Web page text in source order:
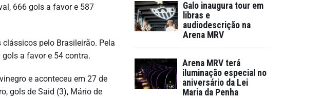
666 gols a favor e 587
pelo Brasileirão. Pela
a favor e 54 contra.
e aconteceu em 27 de
gols de Said (3), Mário de
Galo inaugura tour em
libras e
audiodescrição na
Arena MRV
Arena MRV terá
iluminação especial no
aniversário da Lei
Maria da Penha